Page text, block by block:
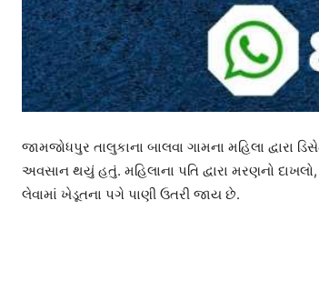
જામજોધપુર તાલુકાના બાલવા ગામના મહિલા દ્વારા
અવસાન થયું હતું. મહિલાના પતિ દ્વારા મરણનો
લેવામાં ખેડૂતના પગે પાણી ઉતરી જાય છે.